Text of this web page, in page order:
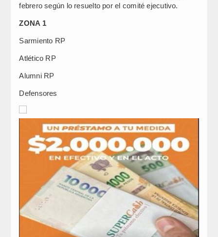
febrero según lo resuelto por el comité ejecutivo.
ZONA 1
Sarmiento RP
Atlético RP
Alumni RP
Defensores